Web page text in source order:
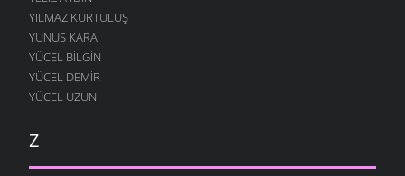
YILMAZ KURTULUŞ
YUNUS KARA
YÜCEL BILGIN
YÜCEL DEMIR
YÜCEL UZUN
Z